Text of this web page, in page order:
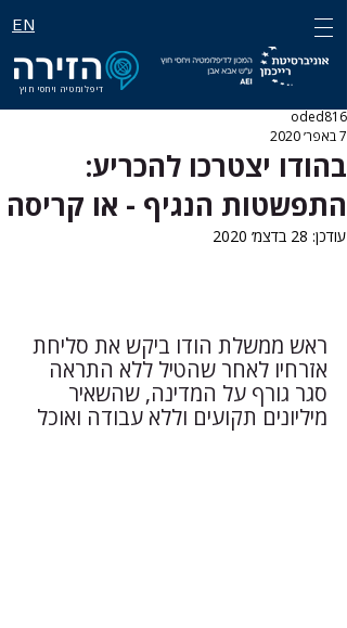
EN
דיפלומטיה ויחסי חוץ
בהודו יצטרכו להכריע:
התפשטות הנגיף - או קריסה
oded816
7 באפר׳ 2020
עודכן: 28 בדצמ׳ 2020
ראש ממשלת הודו ביקש את סליחת
אזרחיו לאחר שהטיל ללא התראה
סגר גורף על המדינה, שהשאיר
מיליונים תקועים וללא עבודה ואוכל